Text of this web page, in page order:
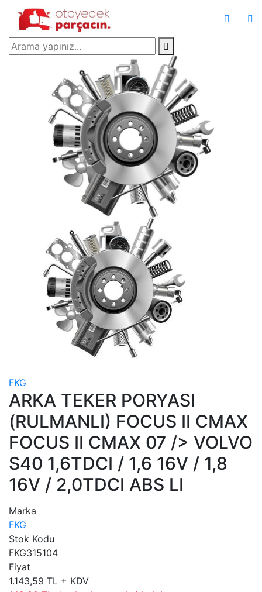
FKG
ARKA TEKER PORYASI
(RULMANLI) FOCUS II CMAX
FOCUS II CMAX 07 /> VOLVO
S40 1,6TDCI / 1,6 16V / 1,8
16V / 2,0TDCI ABS LI
Marka
FKG
Stok Kodu
FKG315104
Fiyat
1.143,59 TL + KDV